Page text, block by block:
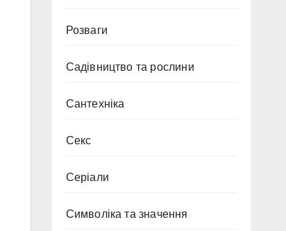
Розваги
Садівництво та рослини
Сантехніка
Секс
Серіали
Символіка та значення